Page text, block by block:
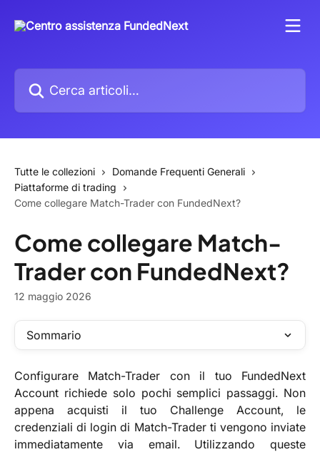
Cerca articoli…
Tutte le collezioni
Domande Frequenti Generali
Piattaforme di trading
Come collegare Match-Trader con FundedNext?
Come collegare Match-
Trader con FundedNext?
12 maggio 2026
Sommario
Configurare Match-Trader con il tuo FundedNext
Account richiede solo pochi semplici passaggi. Non
appena acquisti il tuo Challenge Account, le
credenziali di login di Match-Trader ti vengono inviate
immediatamente via email. Utilizzando queste